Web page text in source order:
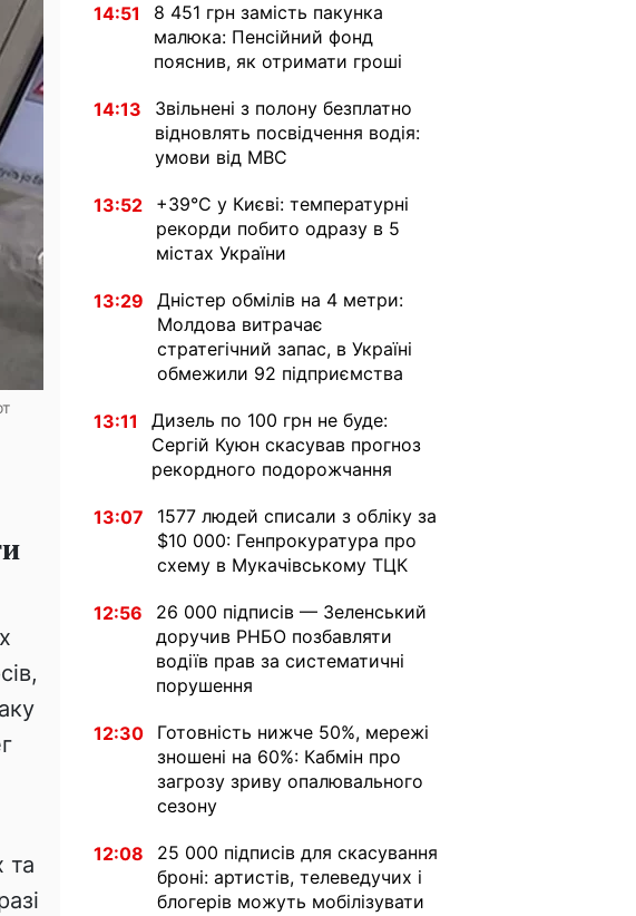
та
14:51
8 451 грн замість пакунка
малюка: Пенсійний фонд
пояснив, як отримати гроші
14:13
Звільнені з полону безплатно
відновлять посвідчення водія:
умови від МВС
13:52
+39°C у Києві: температурні
рекорди побито одразу в 5
містах України
13:29
Дністер обмілів на 4 метри:
Молдова витрачає
стратегічний запас, в Україні
обмежили 92 підприємства
13:11
Дизель по 100 грн не буде:
Сергій Куюн скасував прогноз
рекордного подорожчання
13:07
1577 людей списали з обліку за
$10 000: Генпрокуратура про
схему в Мукачівському ТЦК
12:56
26 000 підписів — Зеленський
доручив РНБО позбавляти
водіїв прав за систематичні
порушення
12:30
Готовність нижче 50%, мережі
зношені на 60%: Кабмін про
загрозу зриву опалювального
сезону
12:08
25 000 підписів для скасування
броні: артистів, телеведучих і
блогерів можуть мобілізувати